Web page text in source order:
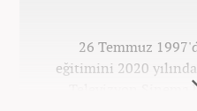
26 Temmuz
eğitimini 2020
Televizyon